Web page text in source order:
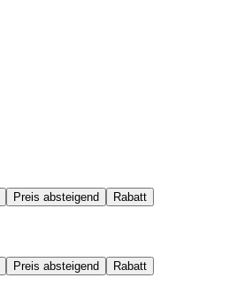
Preis absteigend Rabatt
Preis absteigend Rabatt